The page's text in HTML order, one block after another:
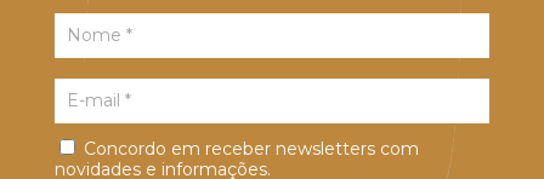
Concordo em receber newsletters com
novidades e informações.